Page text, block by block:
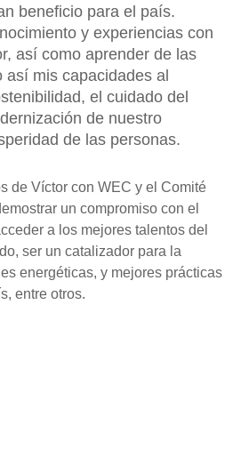
beneficio para el país.
y experiencias con
así como aprender de las
así mis capacidades al
el cuidado del
de nuestro
de las personas.
de Víctor con WEC y el Comité
un compromiso con el
a los mejores talentos del
ser un catalizador para la
energéticas, y mejores prácticas
entre otros.